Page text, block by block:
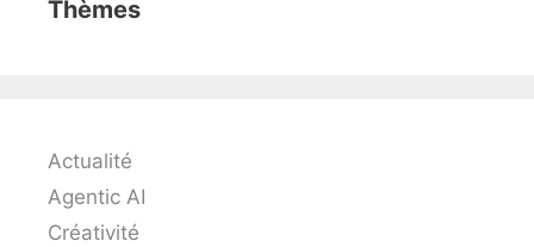
Thèmes
Actualité
Agentic AI
Créativité